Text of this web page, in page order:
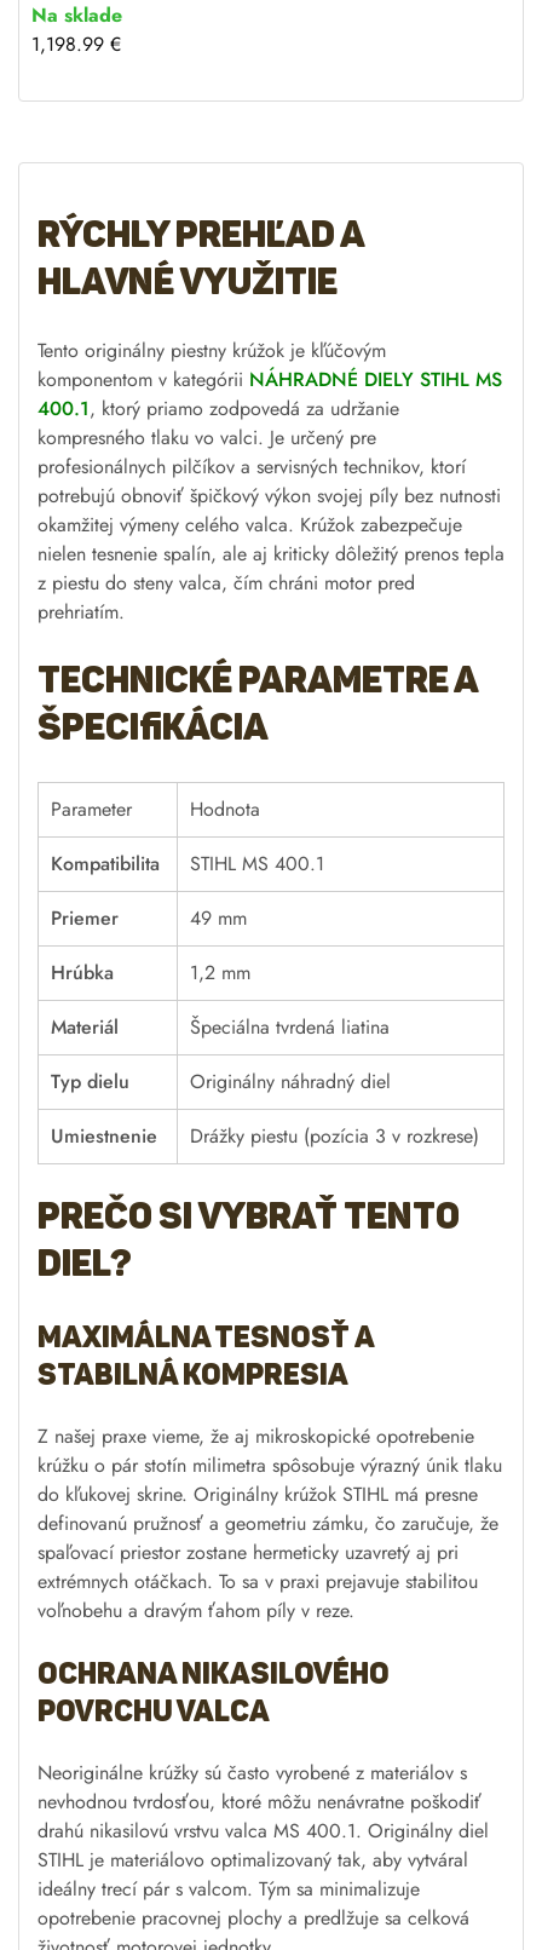
Na sklade
1,198.99 €
Rýchly prehľad a
hlavné využitie
Tento originálny piestny krúžok je kľúčovým
komponentom v kategórii NÁHRADNÉ DIELY STIHL MS
400.1, ktorý priamo zodpovedá za udržanie
kompresného tlaku vo valci. Je určený pre
profesionálnych pilčíkov a servisných technikov, ktorí
potrebujú obnoviť špičkový výkon svojej píly bez nutnosti
okamžitej výmeny celého valca. Krúžok zabezpečuje
nielen tesnenie spalín, ale aj kriticky dôležitý prenos tepla
z piestu do steny valca, čím chráni motor pred
prehriatím.
Technické parametre a
špecifikácia
Parameter
Hodnota
Kompatibilita
STIHL MS 400.1
Priemer
49 mm
Hrúbka
1,2 mm
Materiál
Špeciálna tvrdená liatina
Typ dielu
Originálny náhradný diel
Umiestnenie
Drážky piestu (pozícia 3 v rozkrese)
Prečo si vybrať tento
diel?
Maximálna tesnosť a
stabilná kompresia
Z našej praxe vieme, že aj mikroskopické opotrebenie
krúžku o pár stotín milimetra spôsobuje výrazný únik tlaku
do kľukovej skrine. Originálny krúžok STIHL má presne
definovanú pružnosť a geometriu zámku, čo zaručuje, že
spaľovací priestor zostane hermeticky uzavretý aj pri
extrémnych otáčkach. To sa v praxi prejavuje stabilitou
voľnobehu a dravým ťahom píly v reze.
Ochrana nikasilového
povrchu valca
Neoriginálne krúžky sú často vyrobené z materiálov s
nevhodnou tvrdosťou, ktoré môžu nenávratne poškodiť
drahú nikasilovú vrstvu valca MS 400.1. Originálny diel
STIHL je materiálovo optimalizovaný tak, aby vytváral
ideálny trecí pár s valcom. Tým sa minimalizuje
opotrebenie pracovnej plochy a predlžuje sa celková